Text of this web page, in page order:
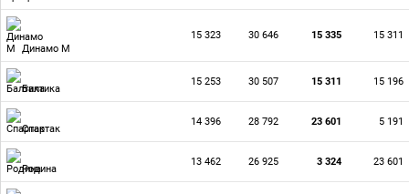
Динамо М
15 323 30 646 15 335 15 311
Балтика
15 253 30 507 15 311 15 196
Спартак
14 396 28 792 23 601 5 191
Родина
13 462 26 925 3 324 23 601